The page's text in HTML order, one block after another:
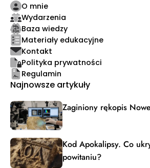
O mnie
Wydarzenia
Baza wiedzy
Materiały edukacyjne
Kontakt
Polityka prywatności
Regulamin
Najnowsze artykuły
Zaginiony rękopis
Kod Apokalipsy. Co
powitaniu?